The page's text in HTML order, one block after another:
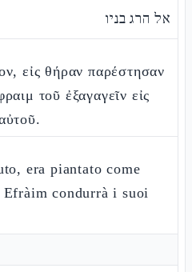
אל הרג בניו
εἰς θήραν παρέστησαν
τοῦ ἐξαγαγεῖν εἰς
era piantato come
condurrà i suoi